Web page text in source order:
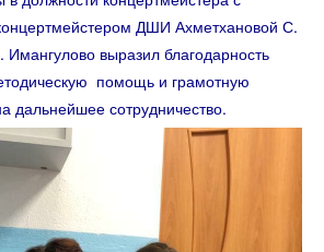
ДШИ Ахметхановой С.
выразил благодарность
помощь и грамотную
дальнейшее сотрудничество.